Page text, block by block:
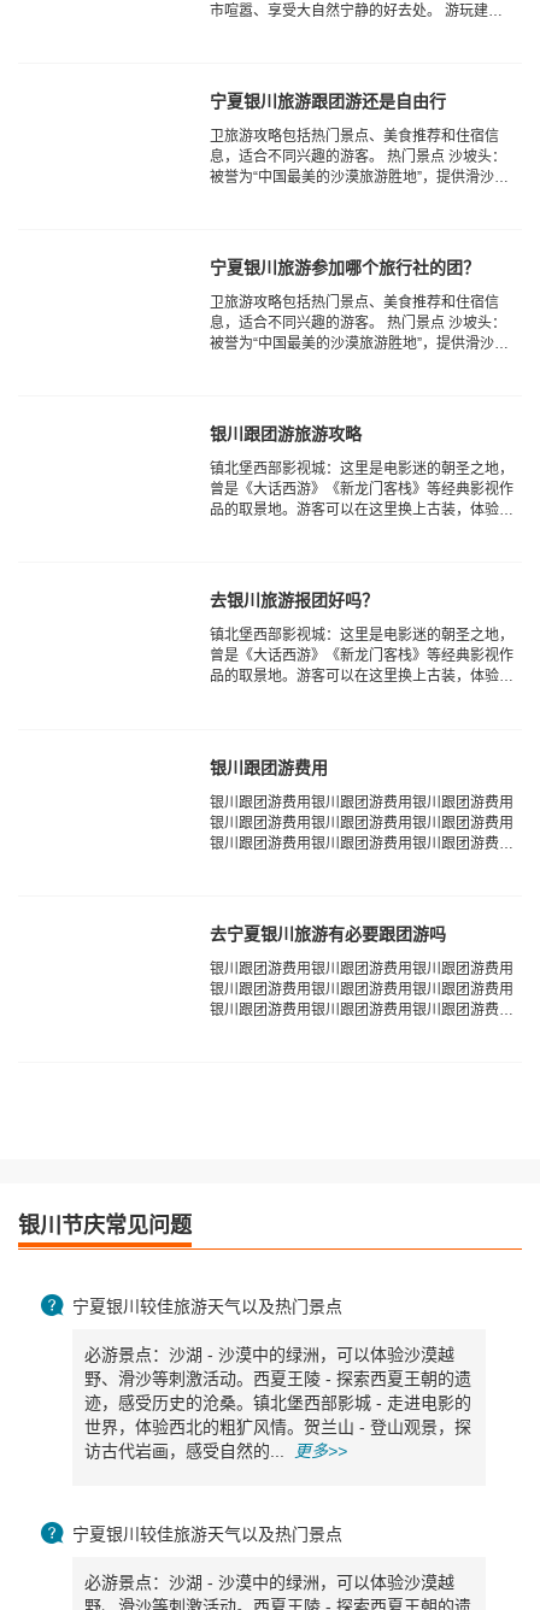
市喧嚣、享受大自然宁静的好去处。 游玩建
宁夏银川旅游跟团游还是自由行
卫旅游攻略‌包括热门景点、美食推荐和住宿信
息，适合不同兴趣的游客。 热门景点 ‌沙坡头‌：
被誉为“中国最美的沙漠旅游胜地”，提供滑沙、
宁夏银川旅游参加哪个旅行社的团？
卫旅游攻略‌包括热门景点、美食推荐和住宿信
息，适合不同兴趣的游客。 热门景点 ‌沙坡头‌：
被誉为“中国最美的沙漠旅游胜地”，提供滑沙、
银川跟团游旅游攻略
‌镇北堡西部影视城‌：这里是电影迷的朝圣之地，
曾是《大话西游》《新龙门客栈》等经典影视作
品的取景地。游客可以在这里换上古装，体验穿
去银川旅游报团好吗？
‌镇北堡西部影视城‌：这里是电影迷的朝圣之地，
曾是《大话西游》《新龙门客栈》等经典影视作
品的取景地。游客可以在这里换上古装，体验穿
银川跟团游费用
银川跟团游费用银川跟团游费用银川跟团游费用
银川跟团游费用银川跟团游费用银川跟团游费用
银川跟团游费用银川跟团游费用银川跟团游费用
去宁夏银川旅游有必要跟团游吗
银川跟团游费用银川跟团游费用银川跟团游费用
银川跟团游费用银川跟团游费用银川跟团游费用
银川跟团游费用银川跟团游费用银川跟团游费用
银川节庆常见问题
 宁夏银川较佳旅游天气以及热门景点
必游景点：沙湖 - 沙漠中的绿洲，可以体验沙漠越
野、滑沙等刺激活动。西夏王陵 - 探索西夏王朝的遗
迹，感受历史的沧桑。镇北堡西部影城 - 走进电影的
世界，体验西北的粗犷风情。贺兰山 - 登山观景，探
访古代岩画，感受自然的...
更多>>
 宁夏银川较佳旅游天气以及热门景点
必游景点：沙湖 - 沙漠中的绿洲，可以体验沙漠越